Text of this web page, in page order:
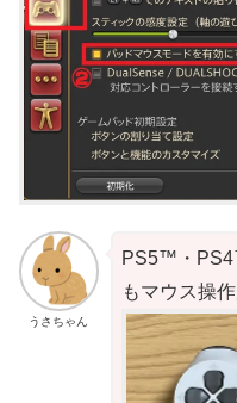
うさちゃん
PS5™・
もマウス操